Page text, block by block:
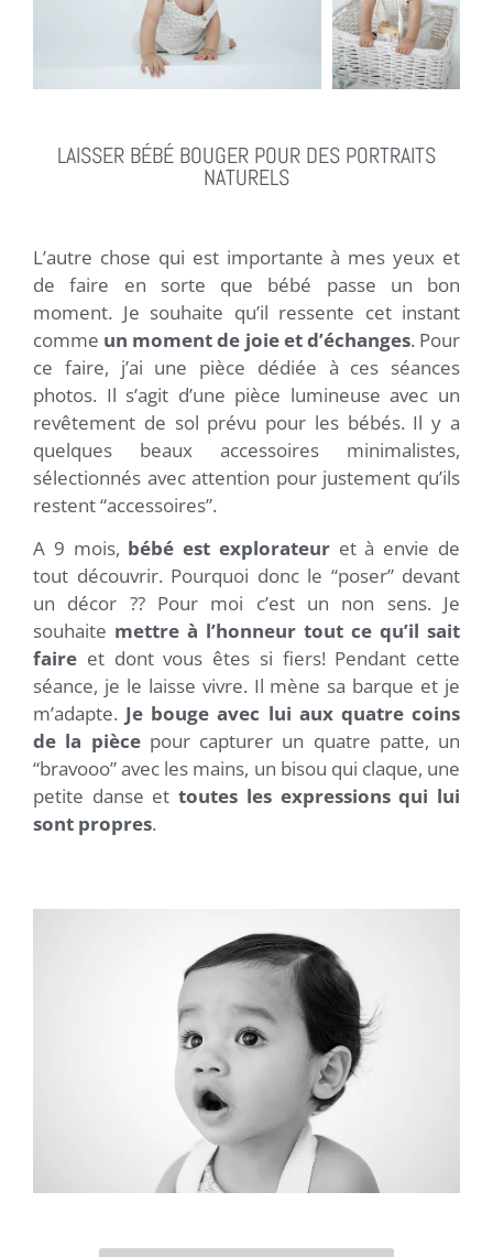
LAISSER BÉBÉ BOUGER POUR DES PORTRAITS
NATURELS
L’autre chose qui est importante à mes yeux et
de faire en sorte que bébé passe un bon
moment. Je souhaite qu’il ressente cet instant
comme un moment de joie et d’échanges. Pour
ce faire, j’ai une pièce dédiée à ces séances
photos. Il s’agit d’une pièce lumineuse avec un
revêtement de sol prévu pour les bébés. Il y a
quelques beaux accessoires minimalistes,
sélectionnés avec attention pour justement qu’ils
restent “accessoires”.
A 9 mois, bébé est explorateuret à envie de
tout découvrir. Pourquoi donc le “poser” devant
un décor ?? Pour moi c’est un non sens. Je
souhaite mettre à l’honneur tout ce qu’il sait
faire et dont vous êtes si fiers! Pendant cette
séance, je le laisse vivre. Il mène sa barque et je
m’adapte. Je bouge avec lui aux quatre coins
de la piècepour capturer un quatre patte, un
“bravooo” avec les mains, un bisou qui claque, une
petite danse ettoutes les expressions qui lui
sont propres.